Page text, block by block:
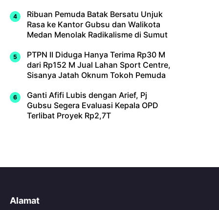
Ribuan Pemuda Batak Bersatu Unjuk
Rasa ke Kantor Gubsu dan Walikota
Medan Menolak Radikalisme di Sumut
PTPN II Diduga Hanya Terima Rp30 M
dari Rp152 M Jual Lahan Sport Centre,
Sisanya Jatah Oknum Tokoh Pemuda
Ganti Afifi Lubis dengan Arief, Pj
Gubsu Segera Evaluasi Kepala OPD
Terlibat Proyek Rp2,7T
Alamat